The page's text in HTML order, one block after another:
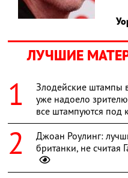
ЛУЧШИЕ
Злодейские штампы
уже надоело
все штампуются под
Джоан Роулинг:
британки, не считая